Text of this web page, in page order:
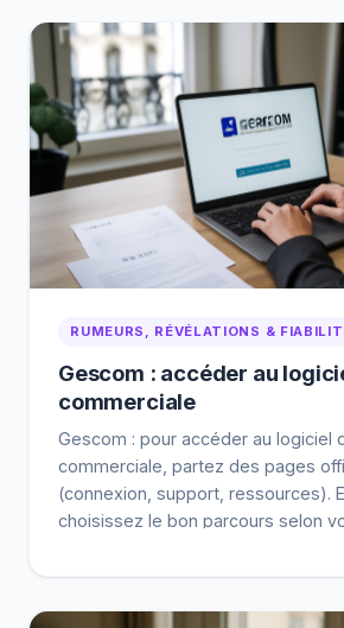
RUMEURS, RÉVÉLATIONS &
Gescom : accéder au
commerciale
Gescom : pour accéder au logiciel
commerciale, partez des pages
(connexion, support, ressources).
choisissez le bon parcours selon
références d’entreprise. Vérifiez